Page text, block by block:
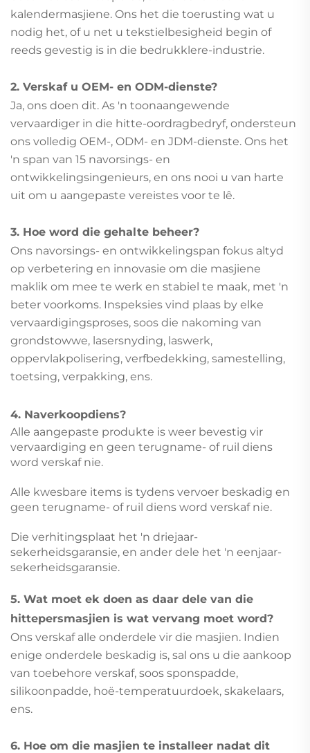
kalendermasjiene. Ons het die toerusting wat u
nodig het, of u net u tekstielbesigheid begin of
reeds gevestig is in die bedrukklere-industrie.
2. Verskaf u OEM- en ODM-dienste?
Ja, ons doen dit. As 'n toonaangewende
vervaardiger in die hitte-oordragbedryf, ondersteun
ons volledig OEM-, ODM- en JDM-dienste. Ons het
'n span van 15 navorsings- en
ontwikkelingsingenieurs, en ons nooi u van harte
uit om u aangepaste vereistes voor te lê.
3. Hoe word die gehalte beheer?
Ons navorsings- en ontwikkelingspan fokus altyd
op verbetering en innovasie om die masjiene
maklik om mee te werk en stabiel te maak, met 'n
beter voorkoms. Inspeksies vind plaas by elke
vervaardigingsproses, soos die nakoming van
grondstowwe, lasersnyding, laswerk,
oppervlakpolisering, verfbedekking, samestelling,
toetsing, verpakking, ens.
4. Naverkoopdiens?
Alle aangepaste produkte is weer bevestig vir
vervaardiging en geen terugname- of ruil diens
word verskaf nie.
Alle kwesbare items is tydens vervoer beskadig en
geen terugname- of ruil diens word verskaf nie.
Die verhitingsplaat het 'n driejaar-
sekerheidsgaransie, en ander dele het 'n eenjaar-
sekerheidsgaransie.
5. Wat moet ek doen as daar dele van die
hittepersmasjien is wat vervang moet word?
Ons verskaf alle onderdele vir die masjien. Indien
enige onderdele beskadig is, sal ons u die aankoop
van toebehore verskaf, soos sponspadde,
silikoonpadde, hoë-temperatuurdoek, skakelaars,
ens.
6. Hoe om die masjien te installeer nadat dit